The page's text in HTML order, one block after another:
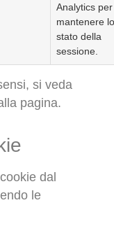
Analytics per
mantenere lo
stato della
sessione.
si veda
pagina.
dal
le